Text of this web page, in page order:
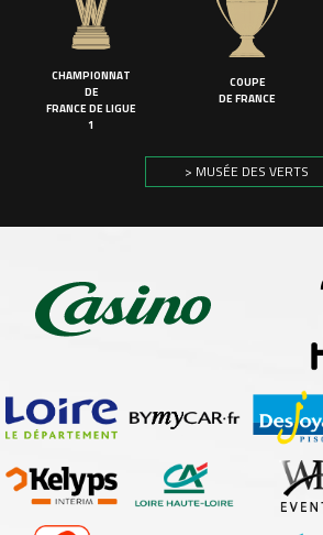
CHAMPIONNAT
DE
FRANCE DE LIGUE
1
COUPE
DE FRANCE
> MUSÉE DES VERTS